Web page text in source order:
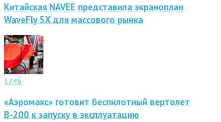
Китайская NAVEE представила экраноплан
WaveFly 5X для массового рынка
1745
«Аэромакс» готовит беспилотный вертолет
В-200 к запуску в эксплуатацию